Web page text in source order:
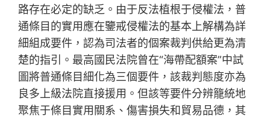
路存在必定的缺乏。由于反法植根于侵權法，普
通條目的實用應在鑒戒侵權法的基本上解構為詳
細組成要件，認為司法者的個案裁判供給更為清
楚的指引。最高國民法院曾在“海帶配額案”中試
圖將普通條目細化為三個要件，該裁判態度亦為
良多上級法院直接援用。但該等要件分辨籠統地
聚焦于條目實用關系、傷害損失和貿易品德，其